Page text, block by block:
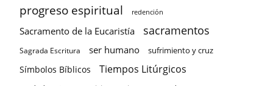
progreso espiritual redención
Sacramento de la Eucaristía sacramentos
Sagrada Escritura ser humano sufrimiento y cruz
Símbolos Bíblicos Tiempos Litúrgicos